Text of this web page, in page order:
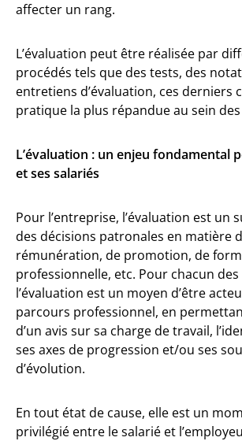
affecter un rang.
L’évaluation peut être réalisée par
procédés tels que des tests, des
entretiens d’évaluation, ces derniers
pratique la plus répandue au sein
L’évaluation : un enjeu fondamental
et ses salariés
Pour l’entreprise, l’évaluation est un
des décisions patronales en matière
rémunération, de promotion, de
professionnelle, etc. Pour chacun des
l’évaluation est un moyen d’être
parcours professionnel, en
d’un avis sur sa charge de travail,
ses axes de progression et/ou ses
d’évolution.
En tout état de cause, elle est un
privilégié entre le salarié et